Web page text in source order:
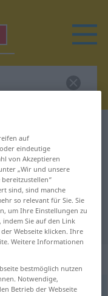
für
auf
eindeutige
von Akzeptieren
„Wir und unsere
sind, sind manche
so relevant für Sie. Sie
um Ihre Einstellungen zu
Sie auf den Link
Webseite klicken. Ihre
Weitere Informationen
bestmöglich nutzen
Notwendige,
Betrieb der Webseite